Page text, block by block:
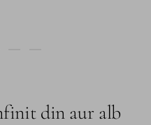
din aur alb